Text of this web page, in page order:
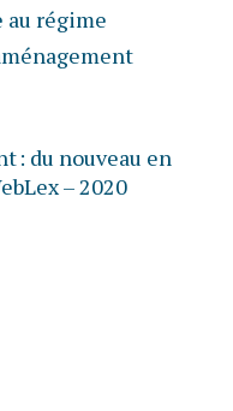
au régime
: du nouveau en
– 2020